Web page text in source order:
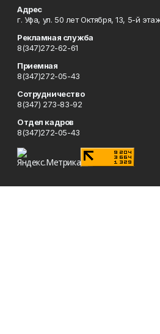
Адрес
г. Уфа, ул. 50 лет Октября, 13, 5-й
Рекламная служба
8(347)272-62-61
Приемная
8(347)272-05-43
Сотрудничество
8(347) 273-83-92
Отдел кадров
8(347)272-05-43